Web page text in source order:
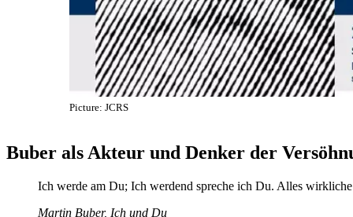
Picture: JCRS
Buber als Akteur und Denker der
Ich werde am Du; Ich werdend spreche ich Du. Alles
Martin Buber, Ich und Du